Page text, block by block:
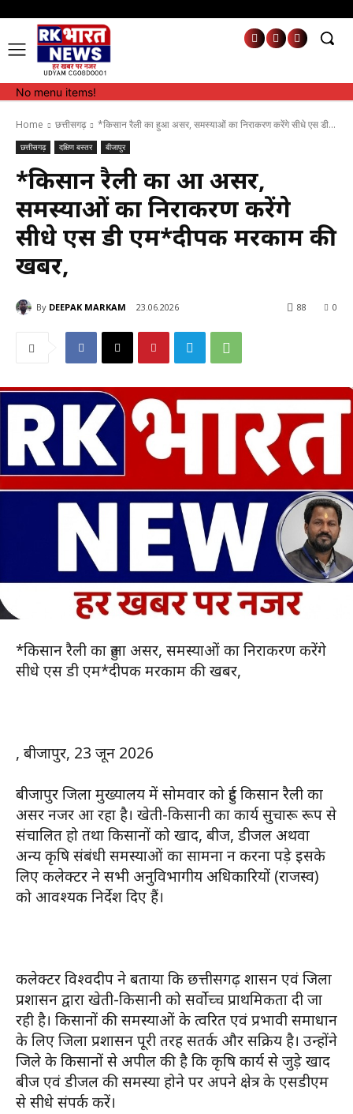
No menu items!
Home छत्तीसगढ़ *किसान रैली का हुआ असर, समस्याओं का निराकरण करेंगे सीधे एस डी...
छत्तीसगढ़ दक्षिण बस्तर बीजापुर
*किसान रैली का हुआ असर,
समस्याओं का निराकरण करेंगे
सीधे एस डी एम*दीपक मरकाम की
खबर,
By DEEPAK MARKAM 23.06.2026 0
88
*किसान रैली का हुआ असर, समस्याओं का निराकरण करेंगे
सीधे एस डी एम*दीपक मरकाम की खबर,
, बीजापुर, 23 जून 2026
बीजापुर जिला मुख्यालय में सोमवार को हुई किसान रैली का
असर नजर आ रहा है। खेती-किसानी का कार्य सुचारू रूप से
संचालित हो तथा किसानों को खाद, बीज, डीजल अथवा
अन्य कृषि संबंधी समस्याओं का सामना न करना पड़े इसके
लिए कलेक्टर ने सभी अनुविभागीय अधिकारियों (राजस्व)
को आवश्यक निर्देश दिए हैं।
कलेक्टर विश्वदीप ने बताया कि छत्तीसगढ़ शासन एवं जिला
प्रशासन द्वारा खेती-किसानी को सर्वोच्च प्राथमिकता दी जा
रही है। किसानों की समस्याओं के त्वरित एवं प्रभावी समाधान
के लिए जिला प्रशासन पूरी तरह सतर्क और सक्रिय है। उन्होंने
जिले के किसानों से अपील की है कि कृषि कार्य से जुड़े खाद
बीज एवं डीजल की समस्या होने पर अपने क्षेत्र के एसडीएम
से सीधे संपर्क करें।